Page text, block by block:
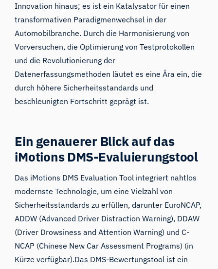
Innovation hinaus; es ist ein Katalysator für einen
transformativen Paradigmenwechsel in der
Automobilbranche. Durch die Harmonisierung von
Vorversuchen, die Optimierung von Testprotokollen
und die Revolutionierung der
Datenerfassungsmethoden läutet es eine Ära ein, die
durch höhere Sicherheitsstandards und
beschleunigten Fortschritt geprägt ist.
Ein genauerer Blick auf das
iMotions DMS-Evaluierungstool
Das iMotions DMS Evaluation Tool integriert nahtlos
modernste Technologie, um eine Vielzahl von
Sicherheitsstandards zu erfüllen, darunter EuroNCAP,
ADDW (Advanced Driver Distraction Warning), DDAW
(Driver Drowsiness and Attention Warning) und C-
NCAP (Chinese New Car Assessment Programs) (in
Kürze verfügbar).Das DMS-Bewertungstool ist ein